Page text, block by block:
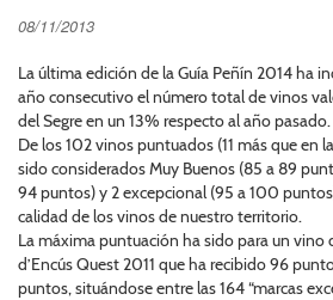
08/11/2013
La última edición de la Guía Peñín 2014 ha
año consecutivo el número total de vinos
del Segre en un 13% respecto al año pasado.
De los 102 vinos puntuados (11 más que en
sido considerados Muy Buenos (85 a 89
94 puntos) y 2 excepcional (95 a 100
calidad de los vinos de nuestro territorio.
La máxima puntuación ha sido para un vino
d’Encús Quest 2011 que ha recibido 96
puntos, situándose entre las 164 “marcas